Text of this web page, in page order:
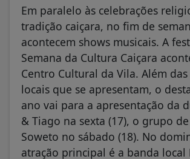
Em paralelo às celebrações
tradição caiçara, no fim de
acontecem shows musicais. A
Semana da Cultura Caiçara
Centro Cultural da Vila. Além
locais que se apresentam, o
ano vai para a apresentação da
& Tiago na sexta (17), o grupo
Soweto no sábado (18). No
atração principal é a banda local